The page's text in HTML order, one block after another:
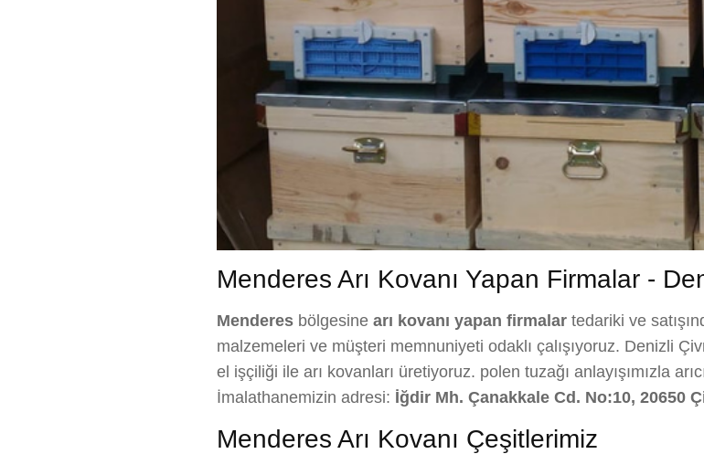
Menderes Arı Kovanı Yapan Firmalar -
Menderes bölgesine arı kovanı yapan firmalar tedariki ve
malzemeleri ve müşteri memnuniyeti odaklı çalışıyoruz. Denizli
el işçiliği ile arı kovanları üretiyoruz. polen tuzağı anlayışımızla
İmalathanemizin adresi: İğdir Mh. Çanakkale Cd. No:10, 20650
Menderes Arı Kovanı Çeşitlerimiz